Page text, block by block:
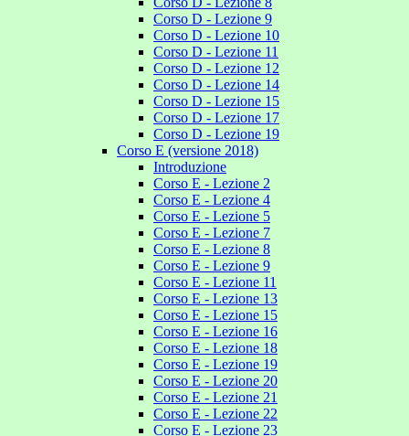
Corso D - Lezione 9
Corso D - Lezione 10
Corso D - Lezione 11
Corso D - Lezione 12
Corso D - Lezione 14
Corso D - Lezione 15
Corso D - Lezione 17
Corso D - Lezione 19
Corso E (versione 2018)
Introduzione
Corso E - Lezione 2
Corso E - Lezione 4
Corso E - Lezione 5
Corso E - Lezione 7
Corso E - Lezione 8
Corso E - Lezione 9
Corso E - Lezione 11
Corso E - Lezione 13
Corso E - Lezione 15
Corso E - Lezione 16
Corso E - Lezione 18
Corso E - Lezione 19
Corso E - Lezione 20
Corso E - Lezione 21
Corso E - Lezione 22
Corso E - Lezione 23